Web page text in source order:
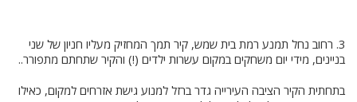
3. רחוב נחל תמנע רמת בית שמש, קיר תמך המחזיק מעליו חניון של שני
בניינים, מידי יום משחקים במקום עשרות ילדים (!) והקיר שתחתם מתפורר..
בתחתית הקיר הציבה העירייה גדר ברזל למנוע גישת אזרחים למקום, כאילו